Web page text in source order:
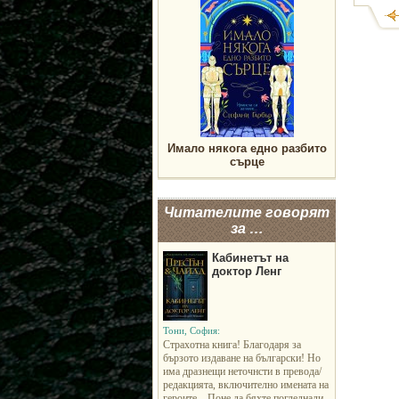
Имало някога едно разбито
сърце
Читателите говорят
за …
Кабинетът на
доктор Ленг
Тони, София:
Страхотна книга! Благодаря за
бързото издаване на български! Но
има дразнещи неточнсти в превода/
редакцията, включително имената на